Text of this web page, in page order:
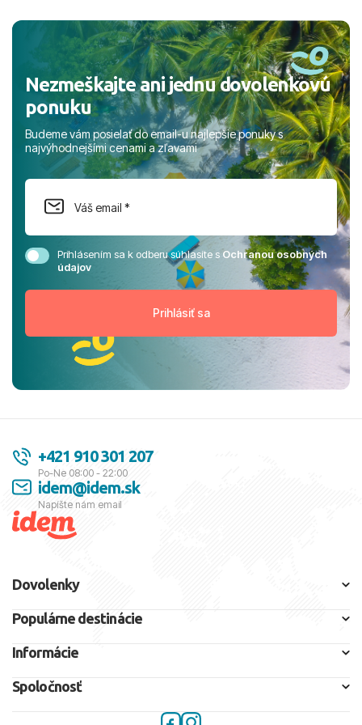
Nezmeškajte ani jednu dovolenkovú
ponuku
Budeme vám posielať do email-u najlepšie ponuky s
najvýhodnejšími cenami a zľavami
Prihlásením sa k odberu súhlasíte sOchranou osobných
údajov
+421 910 301 207
Po-Ne 08:00 - 22:00
idem@idem.sk
Napíšte nám email
Dovolenky
Populárne destinácie
Informácie
Spoločnosť